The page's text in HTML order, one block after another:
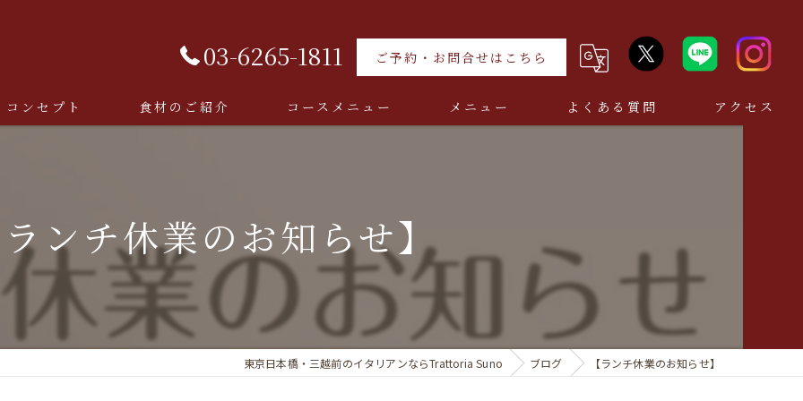
03-6265-1811 ご予約・お問合せはこちら
コンセプト 食材のご紹介 コースメニュー メニュー よくある質問 アクセス
ンチ休業のお知らせ】
東京日本橋・三越前のイタリアンならTrattoria Suno ブログ 【ランチ休業のお知らせ】